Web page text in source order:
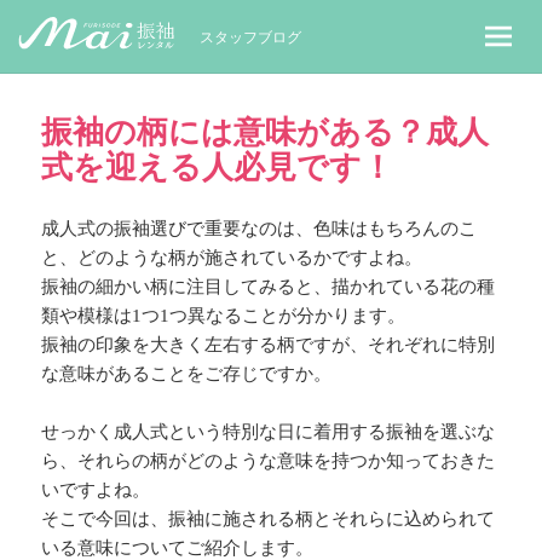
MaiレンタルBLOG｜Maiで成人式振袖
スタッフブログ
振袖の柄には意味がある？成人
式を迎える人必見です！
成人式の振袖選びで重要なのは、色味はもちろんのこ
と、どのような柄が施されているかですよね。
振袖の細かい柄に注目してみると、描かれている花の種
類や模様は1つ1つ異なることが分かります。
振袖の印象を大きく左右する柄ですが、それぞれに特別
な意味があることをご存じですか。
せっかく成人式という特別な日に着用する振袖を選ぶな
ら、それらの柄がどのような意味を持つか知っておきた
いですよね。
そこで今回は、振袖に施される柄とそれらに込められて
いる意味についてご紹介します。